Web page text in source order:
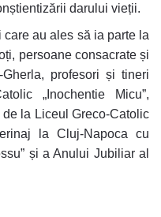
darului vieții.
care au ales să ia parte la
persoane consacrate și
profesori și tineri
„Inochentie Micu”,
la Liceul Greco-Catolic
la Cluj-Napoca cu
și a Anului Jubiliar al